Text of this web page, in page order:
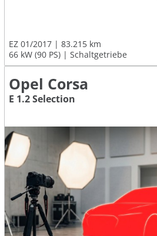
EZ 01/2017
83.215 km
66 kW (90 PS)
Schaltgetriebe
Opel Corsa
E 1.2 Selection